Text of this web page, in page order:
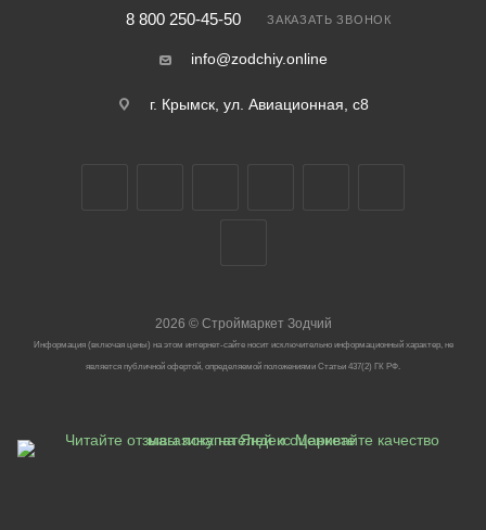
8 800 250-45-50 ЗАКАЗАТЬ ЗВОНОК
info@zodchiy.online
г. Крымск, ул. Авиационная, с8
2026 ©Строймаркет Зодчий
Информация (включая цены) на этом интернет-сайте носит исключительно информационный характер, не
является публичной офертой, определяемой положениями Статьи 437(2) ГК РФ.